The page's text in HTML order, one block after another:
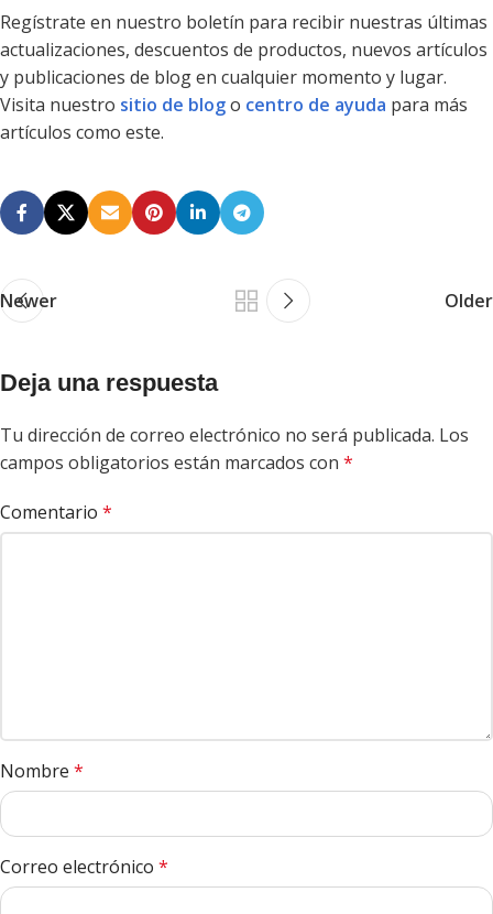
Regístrate en nuestro boletín para recibir nuestras últimas
actualizaciones, descuentos de productos, nuevos artículos
y publicaciones de blog en cualquier momento y lugar.
Visita nuestro sitio de blogo centro de ayuda para más
artículos como este.
Newer Older
Deja una respuesta
Tu dirección de correo electrónico no será publicada. Los
campos obligatorios están marcados con *
Comentario *
Nombre *
Correo electrónico *